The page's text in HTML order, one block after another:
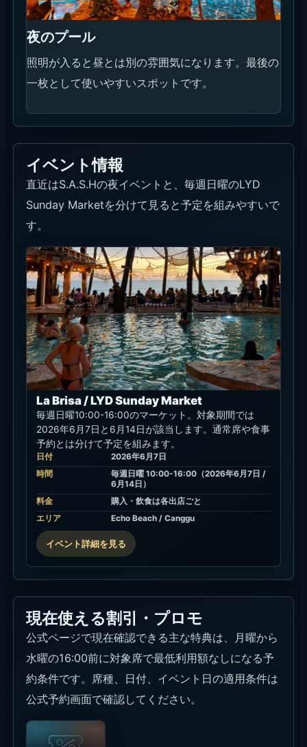
料金
購入・飲食は各出店ごと
エリア
イベント詳細を見る
水曜の16:00前に対象席で最低利用額なしになる予
約条件です。席種、日付、イベント日の適用条件は
公式予約画面で確認してください。
公式予約特典
月曜から水
曜の16:00
前は最低利
用額なし
La Brisa公式
サイトでは、
月曜から水曜
の16:00前に
最低利用額な
しで利用でき
る案内が掲載
されていま
す。
特典
対象席の16:00
前予約枠で最低
利用額なし。
対象日時
月曜から水曜、
16:00前。席種
ます。
条件
公式ページと予
約画面で、日
付、到着時間、
席カテゴリ、
税・サービス
認してくださ